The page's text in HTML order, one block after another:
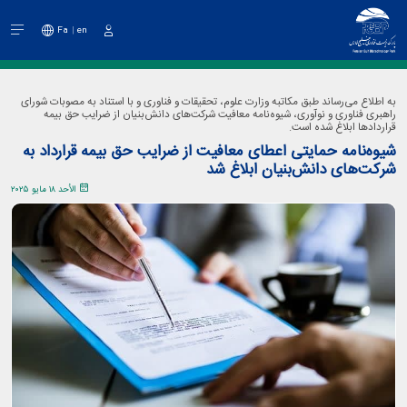
Fa en
به اطلاع می‌رساند طبق مکاتبه وزارت علوم، تحقیقات و فناوری و با استناد به مصوبات شورای
راهبری فناوری و نوآوری، شیوه‌نامه معافیت شرکت‌های دانش‌بنیان از ضرایب حق بیمه
قراردادها ابلاغ شده است.
شیوه‌نامه حمایتی اعطای معافیت از ضرایب حق بیمه قرارداد به
شرکت‌های دانش‌بنیان ابلاغ شد
الأحد ١٨ مايو ٢٠٢٥